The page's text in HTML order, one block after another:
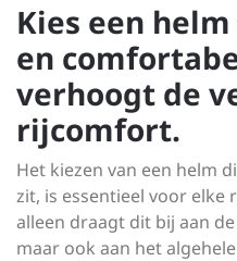
Kies een
en
verhoogt de
rijcomfort.
Het kiezen van een helm
zit, is essentieel voor elke
alleen draagt dit bij aan
maar ook aan het